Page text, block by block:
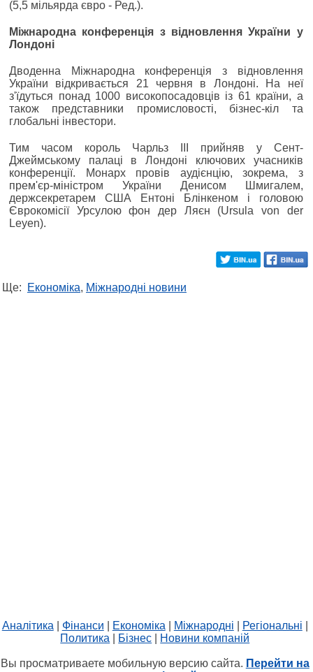
(5,5 мільярда євро - Ред.).
Міжнародна конференція з відновлення України у
Лондоні
Дводенна Міжнародна конференція з відновлення
України відкривається 21 червня в Лондоні. На неї
з'їдуться понад 1000 високопосадовців із 61 країни, а
також представники промисловості, бізнес-кіл та
глобальні інвестори.
Тим часом король Чарльз III прийняв у Сент-
Джеймському палаці в Лондоні ключових учасників
конференції. Монарх провів аудієнцію, зокрема, з
прем'єр-міністром України Денисом Шмигалем,
держсекретарем США Ентоні Блінкеном і головою
Єврокомісії Урсулою фон дер Ляєн (Ursula von der
Leyen).
Ще: Економіка, Міжнародні новини
Аналітика Фінанси Економіка Міжнародні Регіональні
Политика
Бізнес Новини компаній
Вы просматриваете мобильную версию сайта. Перейти на